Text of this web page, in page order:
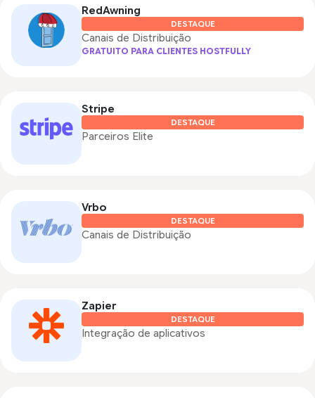
RedAwning
DESTAQUE
Canais de Distribuição
GRATUITO PARA CLIENTES HOSTFULLY
Stripe
DESTAQUE
Parceiros Elite
Vrbo
DESTAQUE
Canais de Distribuição
Zapier
DESTAQUE
Integração de aplicativos